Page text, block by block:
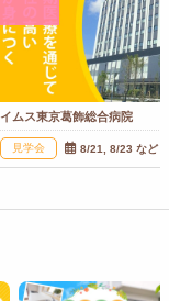
イムス東京葛飾総合病院
見学会 8/21, 8/23 など